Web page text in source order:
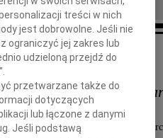
Pani
Irenie Wisełce-
współczucia z powodu
treści w nich
jest dobrowolne. Jeśli nie
ograniczyć jej zakres lub
udzieloną przejdź do
przetwarzane także do
dotyczących
lub łączone z danymi
Jeśli podstawą